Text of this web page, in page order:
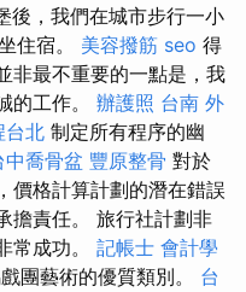
後，我們在城市步行一小
住宿。 美容撥筋 seo 得
非最不重要的一點是，我
的工作。 辦護照 台南 外
台北 制定所有程序的幽
中喬骨盆 豐原整骨 對於
價格計算計劃的潛在錯誤
擔責任。 旅行社計劃非
常成功。 記帳士 會計學
團藝術的優質類別。 台